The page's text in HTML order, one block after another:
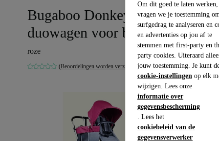
Om dit goed te laten werken,
vragen we je toestemming
surfgedrag te analyseren en
en advertenties op jou af te
stemmen met first-party en
party cookies. Uiteraard
jouw toestemming. Je kunt
cookie-instellingen op elk
wijzigen. Lees onze
informatie over
gegevensbescherming
. Lees het
cookiebeleid van de
gegevensverwerker
Bugaboo Donkey 2 Mono
duowagen voor broers en zussen
roze
(Beoordelingen worden verzameld)